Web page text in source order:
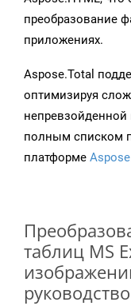
преобразование
приложениях.
Aspose.Total
оптимизируя
непревзойденной
полным списком
платформе
таблиц MS
руководство